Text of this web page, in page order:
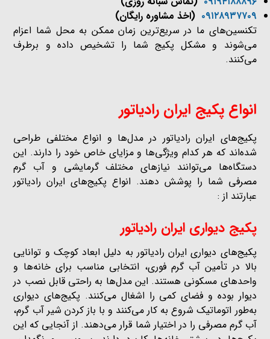
۰۹۱۲۸۹۳۷۷۰۹ (اخذ مشاوره رایگان)
تکنسین‌های ما در سریع‌ترین زمان ممکن به محل شما اعزام
می‌شوند و مشکل پکیج شما را تشخیص داده و برطرف
می‌کنند.
انواع پکیج ایران رادیاتور
پکیج‌های ایران رادیاتور در مدل‌ها و انواع مختلفی طراحی
شده‌اند که هر کدام ویژگی‌ها و مزایای خاص خود را دارند. این
دستگاه‌ها می‌توانند نیازهای مختلف گرمایشی و آب گرم
مصرفی شما را پوشش دهند. انواع پکیج‌های ایران رادیاتور
عبارتند از :
پکیج دیواری ایران رادیاتور
پکیج‌های دیواری ایران رادیاتور به دلیل ابعاد کوچک و توانایی
بالا در تأمین آب گرم فوری، انتخابی مناسب برای خانه‌ها و
واحدهای مسکونی هستند. این مدل‌ها به راحتی قابل نصب در
دیوار بوده و فضای کمی را اشغال می‌کنند. پکیج‌های دیواری
به‌طور اتوماتیک شروع به کار می‌کنند و با باز کردن شیر آب گرم،
آب گرم مصرفی را در اختیار شما قرار می‌دهند. از آنجایی که این